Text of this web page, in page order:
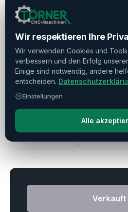
Werkzeugvermessung
Späneförderer
Portallader / Gantryloader
Weiteres Zubehör
Verkauft
Wir respektieren Ihre
Wir verwenden Cookies und
verbessern und den Erfolg
Einige sind notwendig, andere
entscheiden.
Einstellungen
Alle